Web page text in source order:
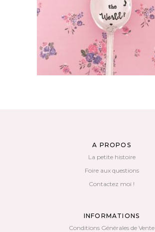
AJOUTER AU PANIER
A PROPOS
La petite histoire
Foire aux questions
Contactez moi !
INFORMATIONS
Conditions Générales de Vente